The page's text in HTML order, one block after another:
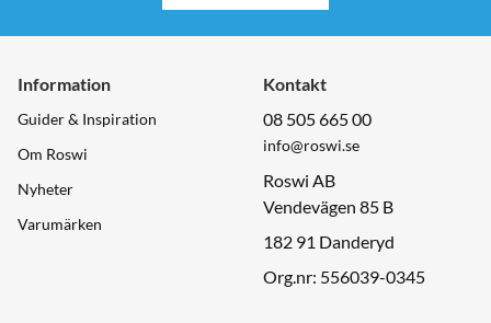
Information
Guider & Inspiration
Om Roswi
Nyheter
Varumärken
Kontakt
08 505 665 00
info@roswi.se
Roswi AB
Vendevägen 85 B
182 91 Danderyd
Org.nr: 556039-0345